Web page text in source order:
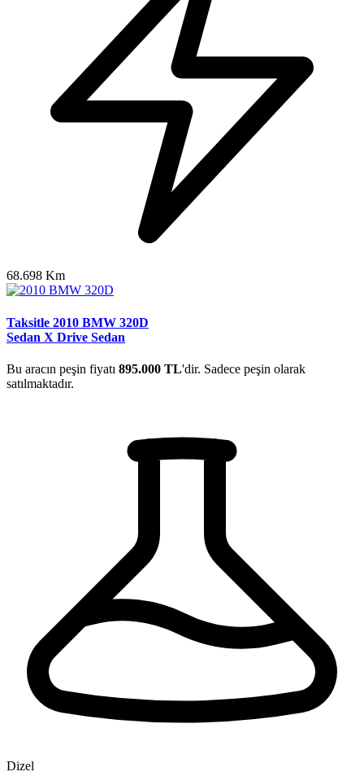
68.698 Km
Taksitle 2010 BMW 320D
Sedan X Drive Sedan
Bu aracın peşin fiyatı 895.000 TL'dir. Sadece peşin olarak
satılmaktadır.
Dizel